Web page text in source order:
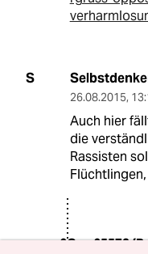
S
26.08.2015,
Auch hier
die
Rassisten
6G 65572